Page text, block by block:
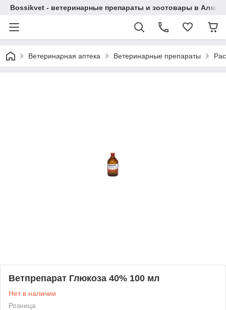
Bossikvet - ветеринарные препараты и зоотовары в
Ветеринарная аптека Ветеринарные препараты
Ветпрепарат Глюкоза 40% 100 мл
Нет в наличии
Розница